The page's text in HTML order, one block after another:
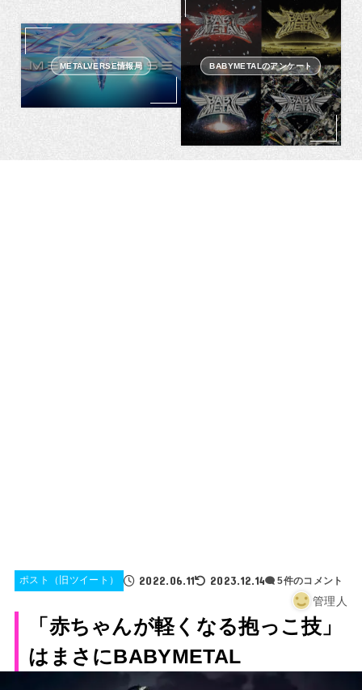
METALVERSE情報局 BABYMETALのアンケート
ポスト（旧ツイート） 2022.06.11 2023.12.14 5件のコメント
管理人
「赤ちゃんが軽くなる抱っこ技」
はまさにBABYMETAL